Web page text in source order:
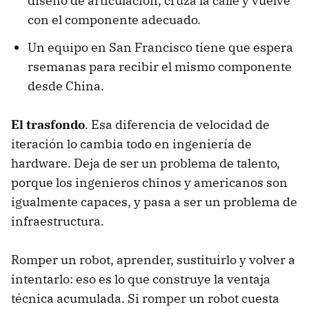
con el componente adecuado.
Un equipo en San Francisco tiene que espera
rsemanas para recibir el mismo componente
desde China.
El trasfondo. Esa diferencia de velocidad de
iteración lo cambia todo en ingeniería de
hardware. Deja de ser un problema de talento,
porque los ingenieros chinos y americanos son
igualmente capaces, y pasa a ser un problema de
infraestructura.
Romper un robot, aprender, sustituirlo y volver a
intentarlo: eso es lo que construye la ventaja
técnica acumulada. Si romper un robot cuesta